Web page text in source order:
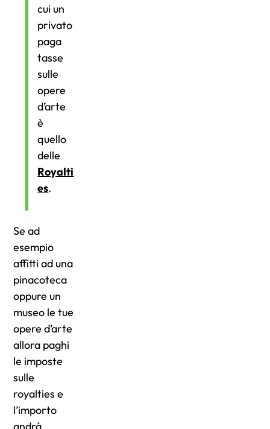
cui un
privato
paga
tasse
sulle
opere
d’arte
è
quello
delle
Royalti
es.
Se ad
esempio
affitti ad una
pinacoteca
oppure un
museo le tue
opere d’arte
allora paghi
le imposte
sulle
royalties e
l’importo